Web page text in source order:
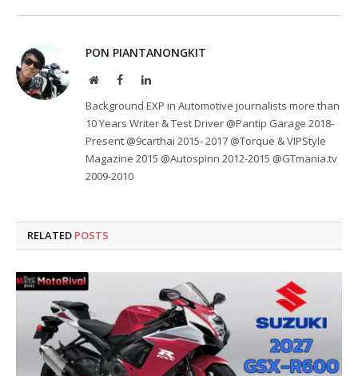
PON PIANTANONGKIT
WebsiteFacebookLinkedIn
Background EXP in Automotive journalists more than
10 Years Writer & Test Driver @Pantip Garage 2018-
Present @9carthai 2015- 2017 @Torque & VIPStyle
Magazine 2015 @Autospinn 2012-2015 @GTmania.tv
2009-2010
RELATED POSTS